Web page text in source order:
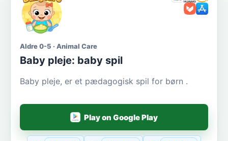
Aldre 0-5 · Animal Care
Baby pleje: baby spil
Baby pleje, er et pædagogisk spil for børn .
Play on Google Play